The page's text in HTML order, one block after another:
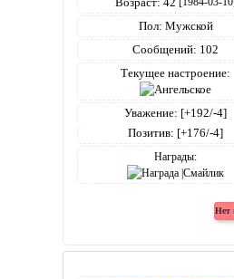
[1984-03-10]
Пол: Мужской
Сообщений: 102
Текущее настроение:
Уважение: [+192/-4]
Позитив: [+176/-4]
Награды: